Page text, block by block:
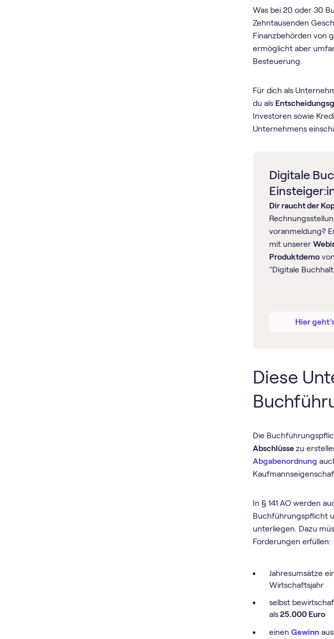
Was bei 20 oder 30
Zehntausenden
Finanzbehörden von
ermöglicht aber
Besteuerung.
Für dich als
du als
Investoren sowie
Unternehmens
Digitale
Dir raucht der
voranmeldung?
mit unserer
Produktdemo
"Digitale
Hier
Diese
Die
Abschlüssezu
Abgabenordnung
In § 141 AO werden
Buchführungspflicht
unterliegen. Dazu
Forderungen erfüllen:
Jahresumsätze
Wirtschaftsjahr
selbst
als25.000 Euro
einen Gewinnaus